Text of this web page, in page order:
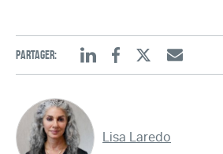
Partager:
LinkedinFacebookTwitterEmail
Lisa Laredo